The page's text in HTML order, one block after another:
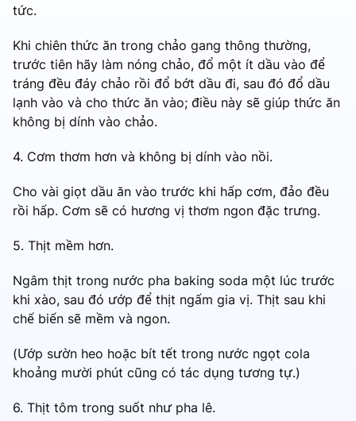
tức.
Khi chiên thức ăn trong chảo gang thông thường,
trước tiên hãy làm nóng chảo, đổ một ít dầu vào để
tráng đều đáy chảo rồi đổ bớt dầu đi, sau đó đổ dầu
lạnh vào và cho thức ăn vào; điều này sẽ giúp thức ăn
không bị dính vào chảo.
4. Cơm thơm hơn và không bị dính vào nồi.
Cho vài giọt dầu ăn vào trước khi hấp cơm, đảo đều
rồi hấp. Cơm sẽ có hương vị thơm ngon đặc trưng.
5. Thịt mềm hơn.
Ngâm thịt trong nước pha baking soda một lúc trước
khi xào, sau đó ướp để thịt ngấm gia vị. Thịt sau khi
chế biến sẽ mềm và ngon.
(Ướp sườn heo hoặc bít tết trong nước ngọt cola
khoảng mười phút cũng có tác dụng tương tự.)
6. Thịt tôm trong suốt như pha lê.